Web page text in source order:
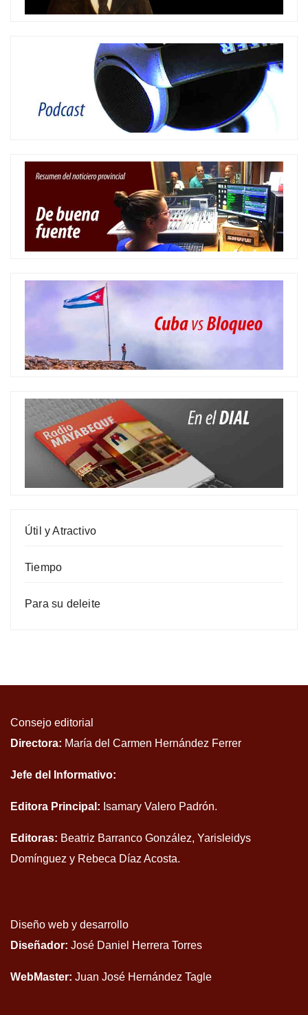
Útil y Atractivo
Tiempo
Para su deleite
Consejo editorial
Directora: María del Carmen Hernández Ferrer
Jefe del Informativo:
Editora Principal: Isamary Valero Padrón.
Editoras: Beatriz Barranco González, Yarisleidys
Domínguez y Rebeca Díaz Acosta.
Diseño web y desarrollo
Diseñador: José Daniel Herrera Torres
WebMaster: Juan José Hernández Tagle